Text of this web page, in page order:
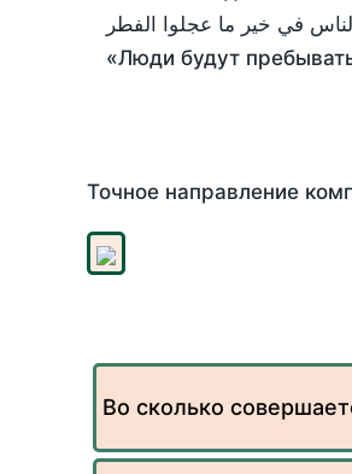
في خير ما عجلوا الفطر
«Люди будут
Точное направление
Во сколько